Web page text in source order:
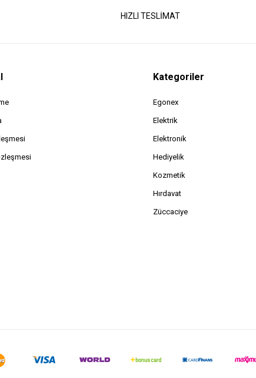
HIZLI TESLİMAT
Kategoriler
Egonex
Elektrik
Elektronik
Hediyelik
Kozmetik
Hırdavat
Züccaciye